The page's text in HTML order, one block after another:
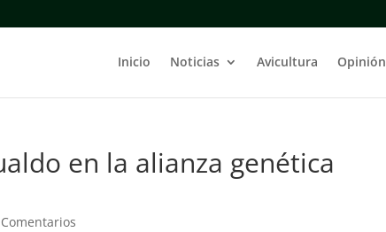
Inicio Noticias Avicultura Opinión
en la alianza genética